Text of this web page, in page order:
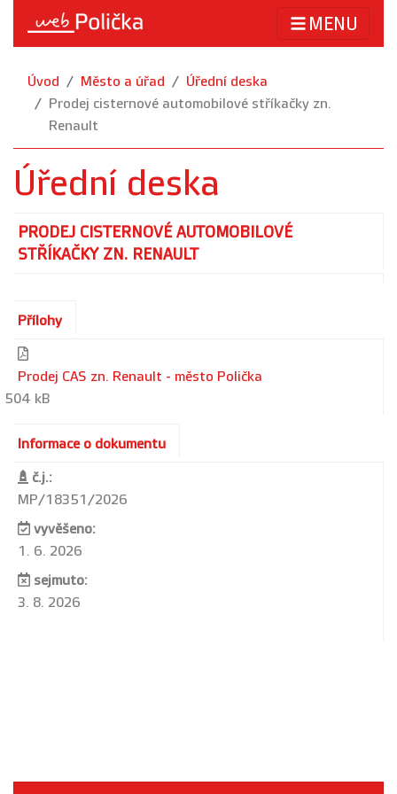
MENU
Úvod Město a úřad
Úřední deska
Prodej cisternové automobilové stříkačky zn.
Renault
Úřední deska
PRODEJ CISTERNOVÉ AUTOMOBILOVÉ
STŘÍKAČKY ZN. RENAULT
Přílohy
Prodej CAS zn. Renault - město Polička
504 kB
Informace o dokumentu
č.j.:
MP/18351/2026
vyvěšeno:
1. 6. 2026
sejmuto:
3. 8. 2026